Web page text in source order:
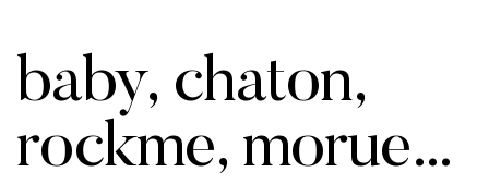
baby, chaton,
rockme, morue…